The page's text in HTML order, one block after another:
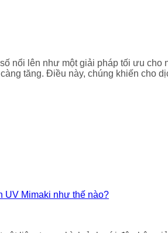
nổi lên như một giải pháp tối ưu cho
tăng. Điều này, chúng khiến cho
UV Mimaki như thế nào?